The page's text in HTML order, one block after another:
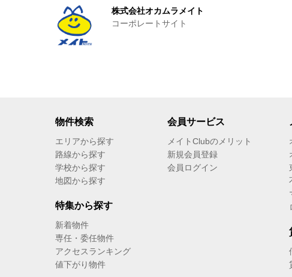
株式会社オカムラメイト
コーポレートサイト
物件検索
エリアから探す
路線から探す
学校から探す
地図から探す
特集から探す
新着物件
専任・委任物件
アクセスランキング
値下がり物件
会員サービス
メイトClubのメリット
新規会員登録
会員ログイン